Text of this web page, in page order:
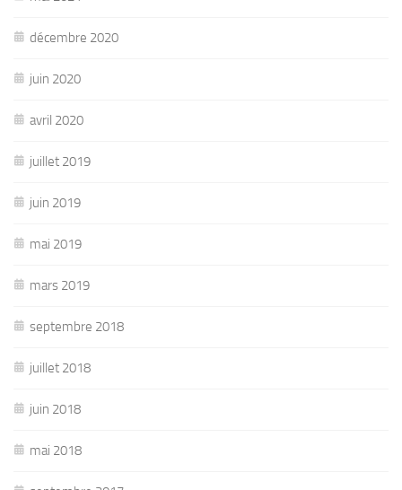
décembre 2020
juin 2020
avril 2020
juillet 2019
juin 2019
mai 2019
mars 2019
septembre 2018
juillet 2018
juin 2018
mai 2018